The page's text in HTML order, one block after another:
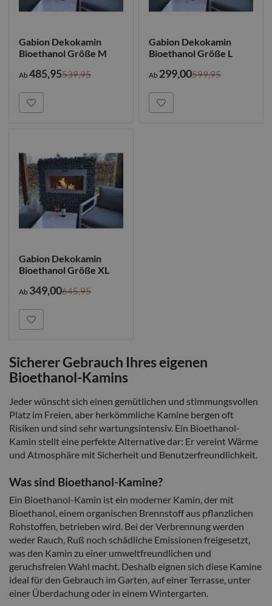
Gabion Dekokamin
Bioethanol Größe M
Ab485,95539,95
Gabion Dekokamin
Bioethanol Größe L
Ab 299,00599,95
Gabion Dekokamin
Bioethanol Größe XL
Ab 349,00645,95
Sicherer Gebrauch Ihres eigenen
Bioethanol-Kamins
Jeder wünscht sich einen gemütlichen und stimmungsvollen
Platz im Freien, aber herkömmliche Kamine bergen oft
Risiken und sind sehr wartungsintensiv. Ein Bioethanol-
Kamin stellt eine perfekte Alternative dar: Er vereint Wärme
und Atmosphäre mit Sicherheit und Benutzerfreundlichkeit.
Was sind Bioethanol-Kamine?
Ein Bioethanol-Kamin ist ein moderner Kamin, der mit
Bioethanol, einem organischen Brennstoff aus pflanzlichen
Rohstoffen, betrieben wird. Bei der Verbrennung werden
weder Rauch, Ruß noch schädliche Emissionen freigesetzt,
was den Kamin zu einer umweltfreundlichen und
geruchsfreien Wahl macht. Deshalb eignen sich diese Kamine
ideal für den Gebrauch im Garten, auf einer Terrasse, unter
einer Überdachung oder in einem Wintergarten.